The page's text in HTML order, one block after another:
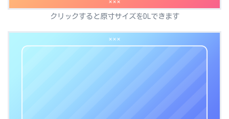
クリックすると原寸サイズをDLできます